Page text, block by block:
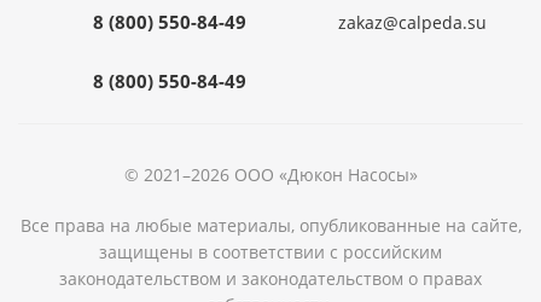
8 (800) 550-84-49
8 (800) 550-84-49
zakaz@calpeda.su
© 2021–2026 ООО «Дюкон Насосы»
Все права на любые материалы, опубликованные на сайте,
защищены в соответствии с российским
законодательством и законодательством о правах